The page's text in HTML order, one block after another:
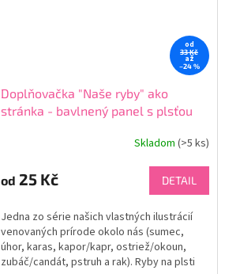
od
33 Kč
až
–24 %
Doplňovačka "Naše ryby" ako
stránka - bavlnený panel s plsťou
Skladom (>5 ks)
od 25 Kč DETAIL
Jedna zo série našich vlastných ilustrácií
venovaných prírode okolo nás (sumec,
úhor, karas, kapor/kapr, ostriež/okoun,
zubáč/candát, pstruh a rak). Ryby na plsti